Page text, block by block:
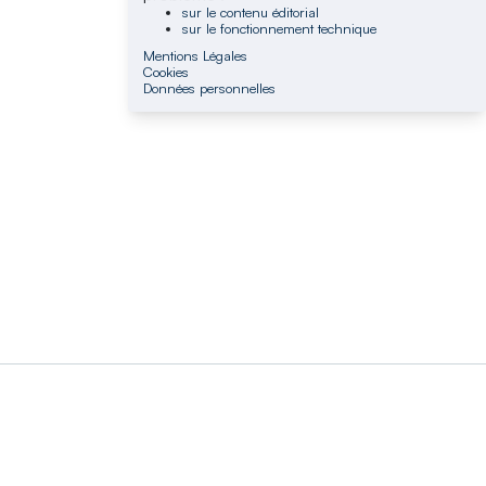
sur le contenu éditorial
sur le fonctionnement technique
Mentions Légales
Cookies
Données personnelles